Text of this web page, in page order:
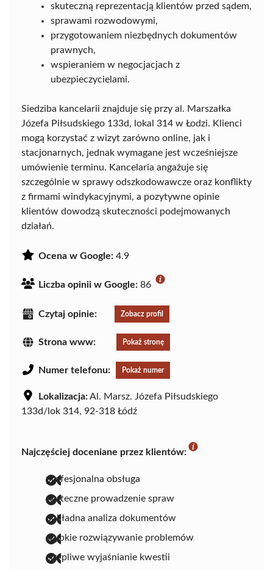
skuteczną reprezentacją klientów przed sądem,
sprawami rozwodowymi,
przygotowaniem niezbędnych dokumentów
prawnych,
wspieraniem w negocjacjach z
ubezpieczycielami.
Siedziba kancelarii znajduje się przy al. Marszałka
Józefa Piłsudskiego 133d, lokal 314 w Łodzi. Klienci
mogą korzystać z wizyt zarówno online, jak i
stacjonarnych, jednak wymagane jest wcześniejsze
umówienie terminu. Kancelaria angażuje się
szczególnie w sprawy odszkodowawcze oraz konflikty
z firmami windykacyjnymi, a pozytywne opinie
klientów dowodzą skuteczności podejmowanych
działań.
Ocena w Google: 4.9
Liczba opinii w Google: 86
Czytaj opinie: Zobacz profil
Strona www: Pokaż stronę
Numer telefonu: Pokaż numer
Lokalizacja:Al. Marsz. Józefa Piłsudskiego
133d/lok 314, 92-318 Łódź
Najczęściej doceniane przez klientów:
profesjonalna obsługa
skuteczne prowadzenie spraw
dokładna analiza dokumentów
szybkie rozwiązywanie problemów
cierpliwe wyjaśnianie kwestii